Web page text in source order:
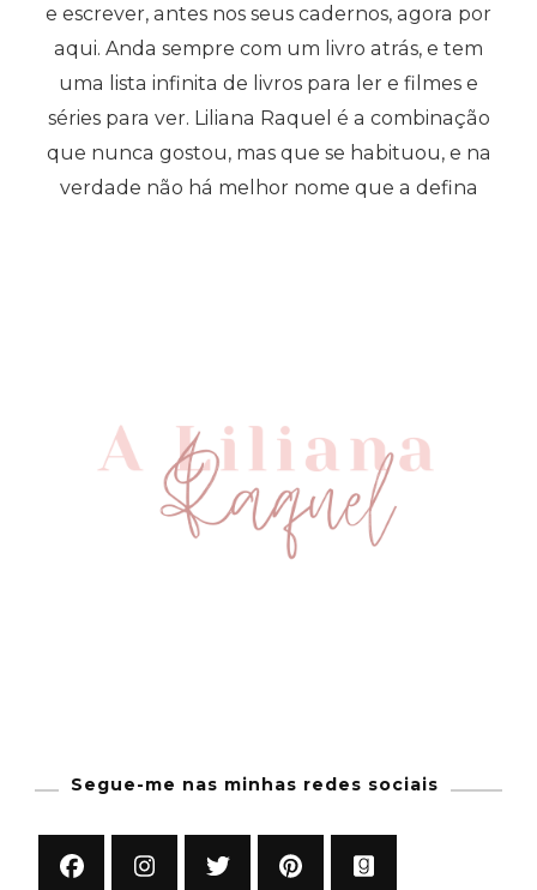
e escrever, antes nos seus cadernos, agora por
aqui. Anda sempre com um livro atrás, e tem
uma lista infinita de livros para ler e filmes e
séries para ver. Liliana Raquel é a combinação
que nunca gostou, mas que se habituou, e na
verdade não há melhor nome que a defina
Segue-me nas minhas redes sociais